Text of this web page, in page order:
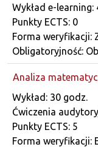
Dane przedmiotu
Wykład e-learning:
Punkty ECTS: 0
Forma weryfikacji:
Obligatoryjność:
Analiza
Dane przedmiotu
Wykład: 30 godz.
Ćwiczenia
Punkty ECTS: 5
Forma weryfikacji: